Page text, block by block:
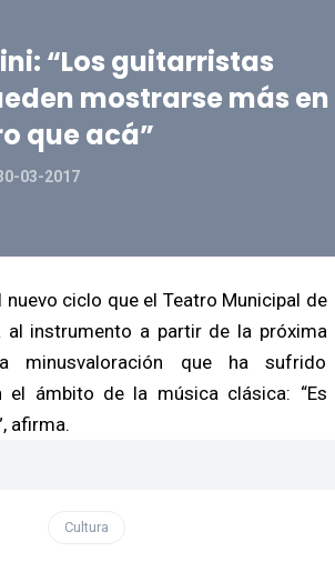
“Los guitarristas
mostrarse más en
que acá”
03-2017
nuevo ciclo que el Teatro Municipal de
al instrumento a partir de la próxima
minusvaloración que ha sufrido
el ámbito de la música clásica: “Es
afirma.
Cultura